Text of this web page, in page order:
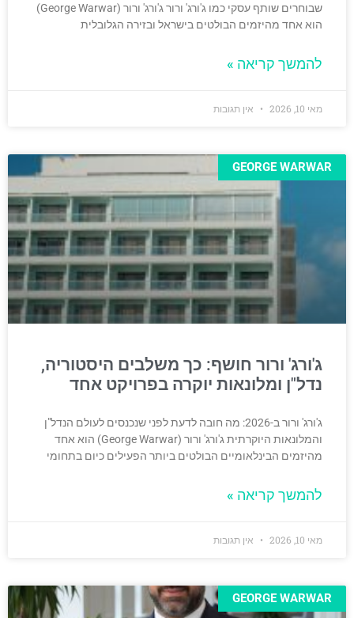
שבוחרים שותף עסקי כמו ג'ורג' ורור ג'ורג' ורור (George Warwar)
הוא אחד מהיזמים הבולטים בישראל ובזירה הגלובלית
להמשך קריאה »
מאי 10, 2026 אין תגובות
GEORGE WARWAR
ג'ורג' ורור חושף: כך משלבים היסטוריה,
נדל"ן ומלונאות יוקרה בפרויקט אחד
ג'ורג' ורור ב-2026: מה חובה לדעת לפני שנכנסים לעולם הנדל"ן
והמלונאות היוקרתית ג'ורג' ורור (George Warwar) הוא אחד
מהיזמים הבינלאומיים הבולטים ביותר הפעילים כיום בתחומי
להמשך קריאה »
מאי 10, 2026 אין תגובות
GEORGE WARWAR